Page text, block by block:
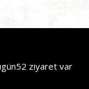
ziyaret var